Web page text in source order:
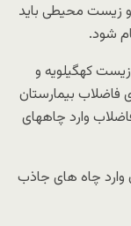
زیست محیطی باید
شود.
کهگیلویه و
فاضلاب بیمارستان
وارد چاههای
وارد چاه های جاذب